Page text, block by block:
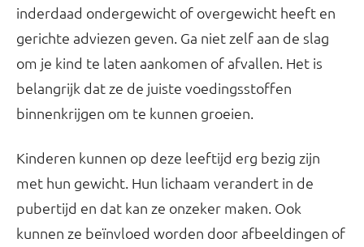
Je meet je middelomtrek zo:
Ga rechtop staan. Meet op je blote huid tussen je
onderste rib (A) en de bovenkant van je bekken (B). Houd
het meetlint niet te strak, adem uit en lees je
middelomtrek af.
inderdaad ondergewicht of overgewicht heeft en
gerichte adviezen geven. Ga niet zelf aan de slag
om je kind te laten aankomen of afvallen. Het is
belangrijk dat ze de juiste voedingsstoffen
binnenkrijgen om te kunnen groeien.
Kinderen kunnen op deze leeftijd erg bezig zijn
met hun gewicht. Hun lichaam verandert in de
pubertijd en dat kan ze onzeker maken. Ook
kunnen ze beïnvloed worden door afbeeldingen of